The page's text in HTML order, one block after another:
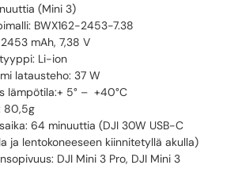
(Mini 3)
BWX162-2453-7.38
2453 mAh, 7,38 V
Li-ion
latausteho: 37 W
lämpötila:+ 5° – +40°C
80,5g
64 minuuttia (DJI 30W USB-C
ja lentokoneeseen kiinnitetyllä akulla)
DJI Mini 3 Pro, DJI Mini 3